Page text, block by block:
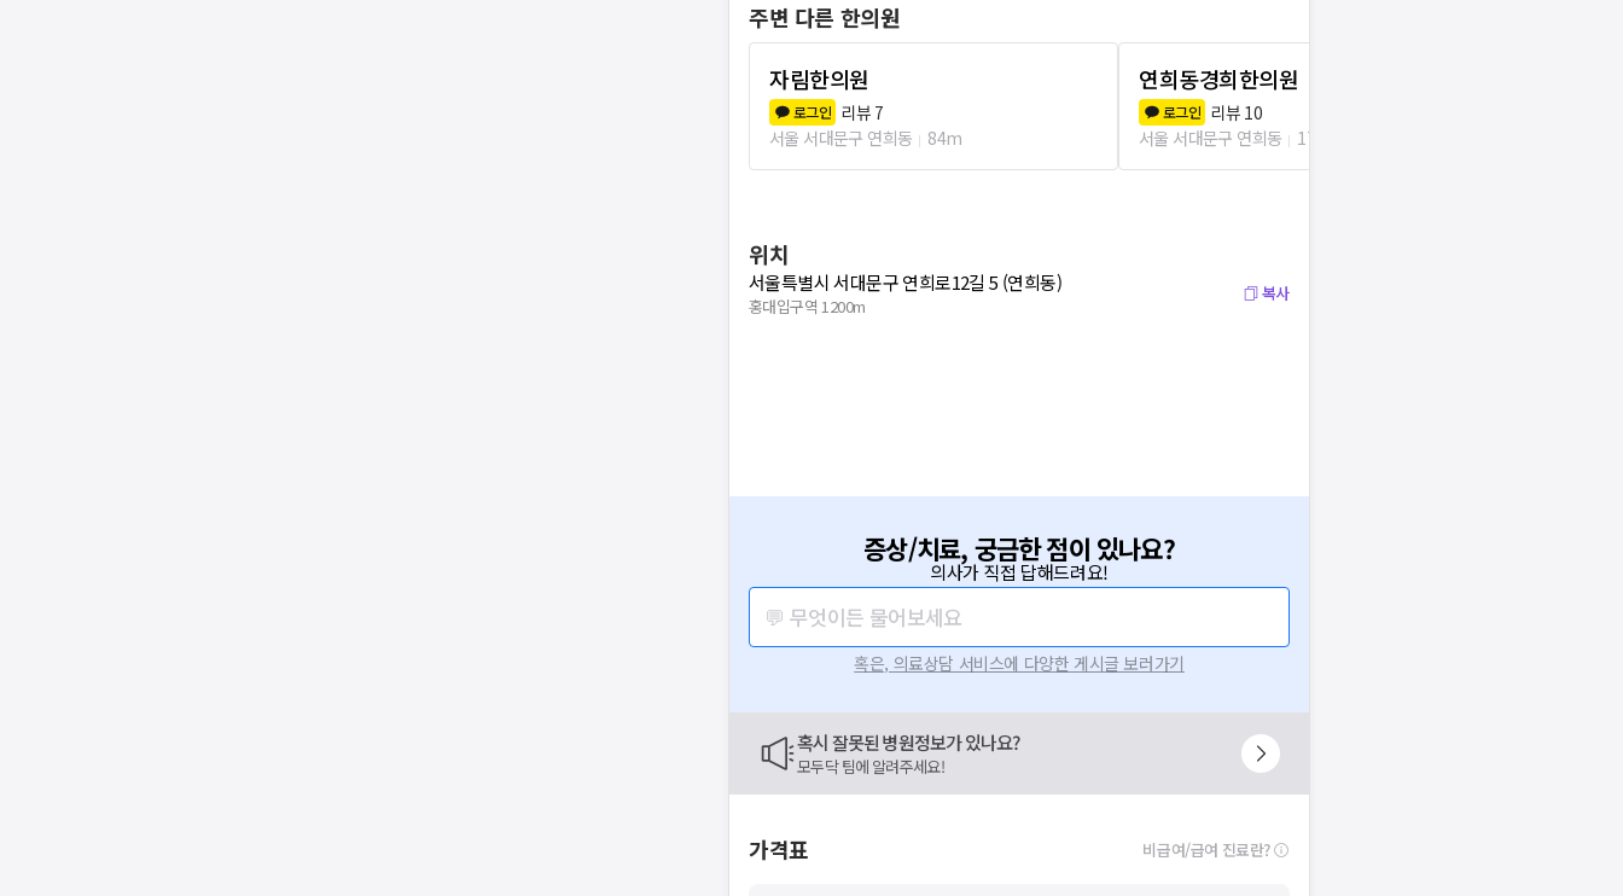
주변 다른 한의원
자림한의원
로그인 리뷰 7
서울 서대문구 연희동
84m
연희동경희한의원
로그인 리뷰 10
서울 서대문구 연희동
178m
위치
서울특별시 서대문구 연희로12길 5 (연희동)
홍대입구역 1200m
복사
증상/치료, 궁금한 점이 있나요?
의사가 직접 답해드려요!
💬 무엇이든 물어보세요
혹은, 의료상담 서비스에 다양한 게시글 보러가기
혹시 잘못된 병원정보가 있나요?
모두닥 팀에 알려주세요!
가격표 비급여/급여 진료란?